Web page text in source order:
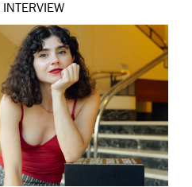
INTERVIEW